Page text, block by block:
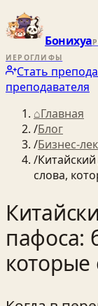
Бонихуа
ИЕРОГЛИФЫ
Стать
преподавателя
⌂Главная
/Блог
/Бизнес-
/
слова,
пафоса:
которые